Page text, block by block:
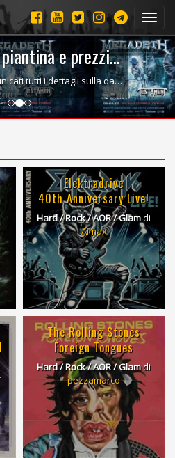
e prezzi...
Oggi sono stati comunicati tutti i dettagli sulla data italiana che i Megadeth terranno il prossimo anno per il Breakout: Hibernation of the...
Elektradrive
40th Anniversary Live!
Hard / Rock / AOR / Glamdi
Aimax
The Rolling Stones
Foreign Tongues
Hard / Rock / AOR / Glamdi
pezzamarco